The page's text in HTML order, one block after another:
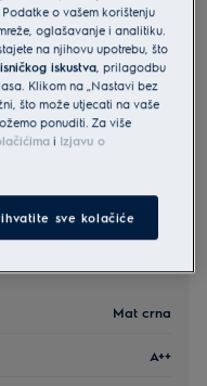
Informacijski list proizvoda
prema EU
1 i 2
proizvoda
Mat crna
A++
o vašem korištenju
oglašavanje i analitiku.
na njihovu upotrebu, što
iskustva , prilagodbu
Klikom na „Nastavi bez
što može utjecati na vaše
ponuditi. Za više
i Izjavu o
sve kolačiće